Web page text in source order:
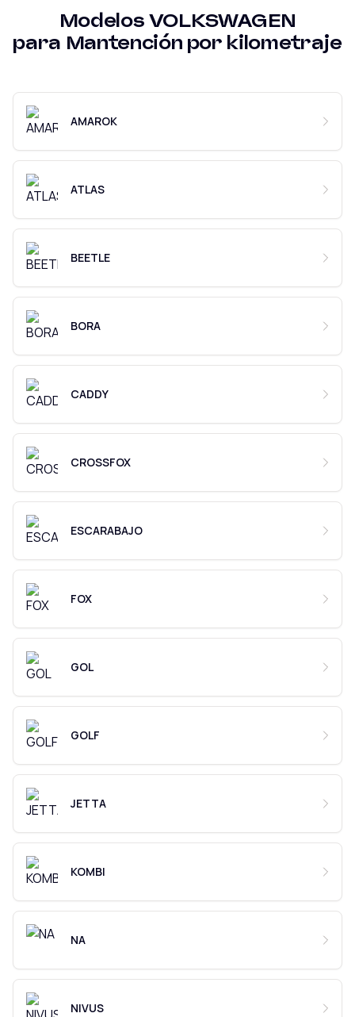
ModelosVOLKSWAGEN
para Mantención por kilometraje
AMAROK
ATLAS
BEETLE
BORA
CADDY
CROSSFOX
ESCARABAJO
FOX
GOL
GOLF
JETTA
KOMBI
NA
NIVUS